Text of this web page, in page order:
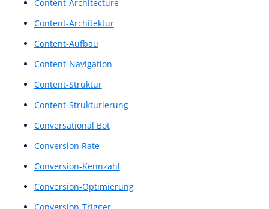
Call to Action
Call-to-Action
Call-to-Actions
Chat-Assistent
Chat-Bot
Chat-Bots
Chatbots